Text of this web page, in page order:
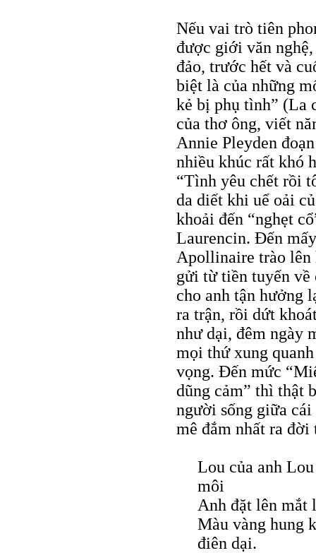
Nếu vai trò tiên
được giới văn
đảo, trước hết và
biệt là của những
kẻ bị phụ tình” (La
của thơ ông, viết
Annie Pleyden
nhiều khúc rất khó
“Tình yêu chết rồi
da diết khi uể oải
khoải đến “nghẹt
Laurencin. Đến
Apollinaire trào lên
gửi từ tiền tuyến về
cho anh tận hưởng
ra trận, rồi dứt
như dại, đêm ngày
mọi thứ xung
vọng. Đến mức
dũng cảm” thì thật
người sống giữa cái
mê đắm nhất ra
Lou của anh
môi
Anh đặt lên mắt
Màu vàng hung
điên dại.